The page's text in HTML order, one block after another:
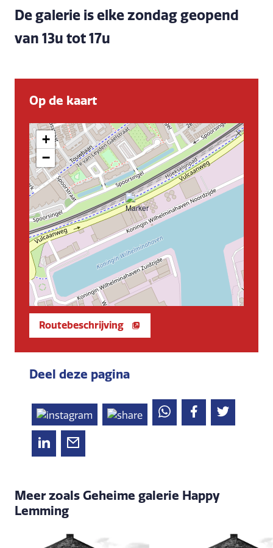
De galerie is elke zondag geopend
van 13u tot 17u
Op de kaart
+
−
Routebeschrijving
Deel deze pagina
Meer zoals Geheime galerie Happy
Lemming